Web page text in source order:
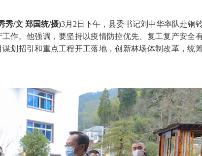
秀/文 郑国统/摄)3月2日下午，县委书记刘中华率队赴铜
作。他强调，要坚持以疫情防控优先、复工复产安全
划招引和重点工程开工落地，创新林场体制改革，统